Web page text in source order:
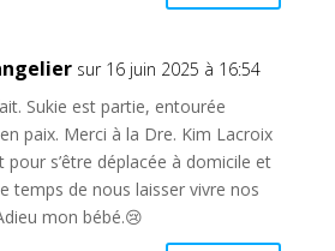
sur 16 juin 2025 à 16:54
Sukie est partie, entourée
paix. Merci à la Dre. Kim Lacroix
pour s’être déplacée à domicile et
temps de nous laisser vivre nos
mon bébé.😢